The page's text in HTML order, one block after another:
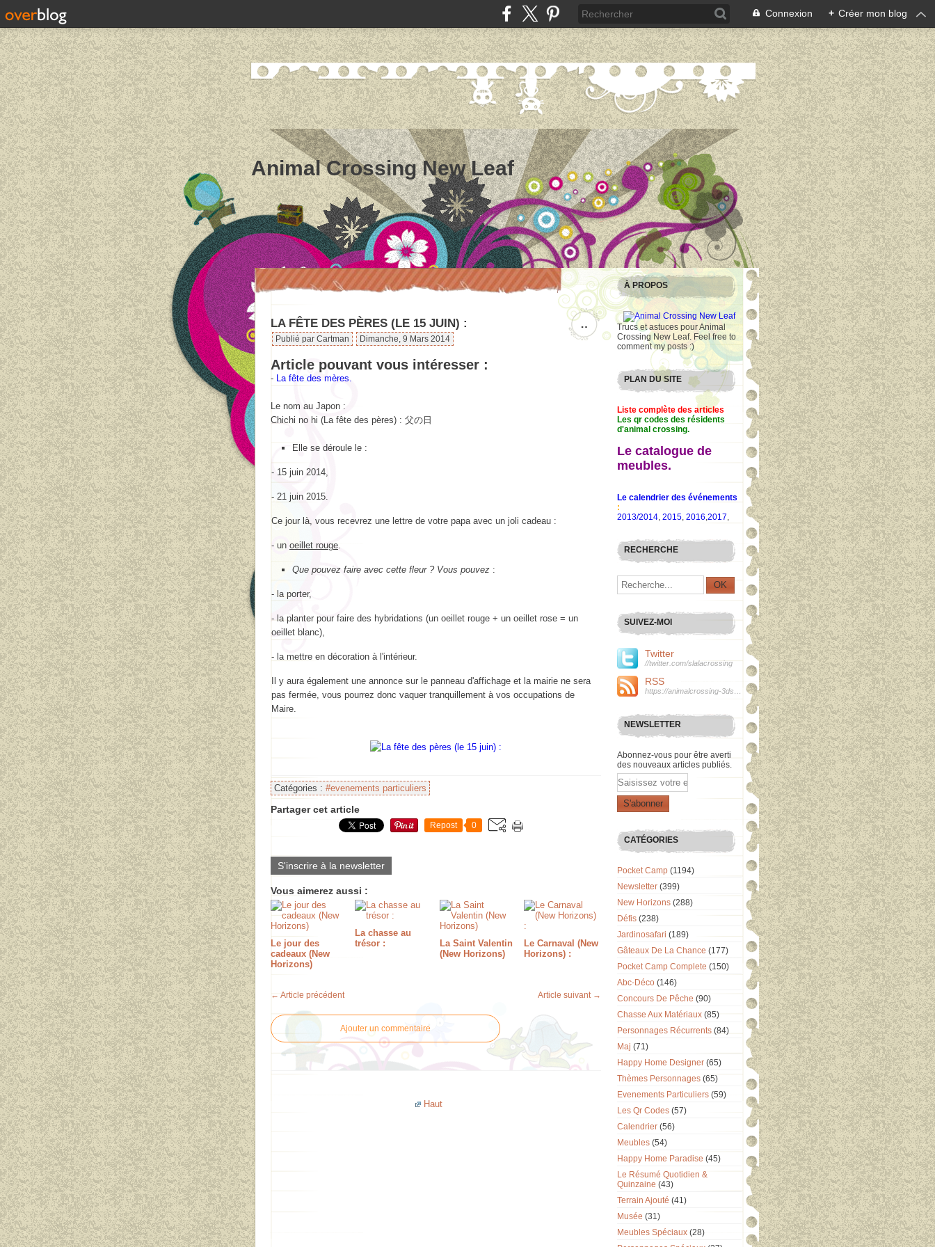
Connexion + Créer mon blog
Animal Crossing New Leaf
…
LA FÊTE DES PÈRES (LE 15 JUIN) :
Publié par Cartman Dimanche, 9 Mars 2014
Article pouvant vous intéresser :
- La fête des mères.
Le nom au Japon :
Chichi no hi (La fête des pères) : 父の日
Elle se déroule le :
- 15 juin 2014,
- 21 juin 2015.
Ce jour là, vous recevrez une lettre de votre papa avec un joli cadeau :
- un oeillet rouge.
Que pouvez faire avec cette fleur ? Vous pouvez :
- la porter,
- la planter pour faire des hybridations (un oeillet rouge + un oeillet rose = un
oeillet blanc),
- la mettre en décoration à l'intérieur.
Il y aura également une annonce sur le panneau d'affichage et la mairie ne sera
pas fermée, vous pourrez donc vaquer tranquillement à vos occupations de
Maire.
Catégories : #evenements particuliers
Partager cet article
Repost 0
S'inscrire à la newsletter
Vous aimerez aussi :
Le jour des
cadeaux (New
Horizons)
La chasse au
trésor :
La Saint Valentin
(New Horizons)
Le Carnaval (New
Horizons) :
← Article précédent Article suivant →
Ajouter un commentaire
Haut
À PROPOS
Trucs et astuces pour Animal
Crossing New Leaf. Feel free to
comment my posts :)
PLAN DU SITE
Liste complète des articles
Les qr codes des résidents
d'animal crossing.
Le catalogue de
meubles.
Le calendrier des événements
:
2013/2014, 2015, 2016,2017,
RECHERCHE
SUIVEZ-MOI
Twitter
//twitter.com/slalacrossing
RSS
NEWSLETTER
Abonnez-vous pour être averti
des nouveaux articles publiés.
Email
CATÉGORIES
Pocket Camp (1194)
Newsletter (399)
New Horizons (288)
Défis (238)
Jardinosafari (189)
Gâteaux De La Chance (177)
Pocket Camp Complete (150)
Abc-Déco (146)
Concours De Pêche (90)
Chasse Aux Matériaux (85)
Personnages Récurrents (84)
Maj (71)
Happy Home Designer (65)
Thèmes Personnages (65)
Evenements Particuliers (59)
Les Qr Codes (57)
Calendrier (56)
Meubles (54)
Happy Home Paradise (45)
Le Résumé Quotidien &
Quinzaine (43)
Terrain Ajouté (41)
Musée (31)
Meubles Spéciaux (28)